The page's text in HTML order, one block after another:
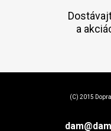
a
(C) 2015